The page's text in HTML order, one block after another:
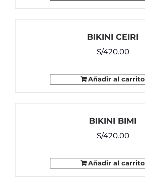
BIKINI CEIRI
S/420.00
Añadir al carrito
BIKINI BIMI
S/420.00
Añadir al carrito